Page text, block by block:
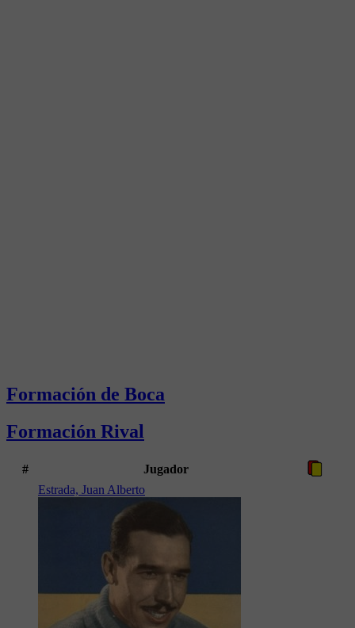
Formación de Boca
Formación Rival
#
Jugador
Estrada, Juan Alberto